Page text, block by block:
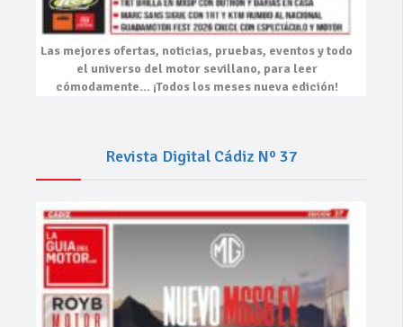
Las mejores ofertas, noticias, pruebas, eventosy todo
el universo del motor sevillano, para leer
cómodamente… ¡Todos los meses nueva edición!
Revista Digital Cádiz Nº 37